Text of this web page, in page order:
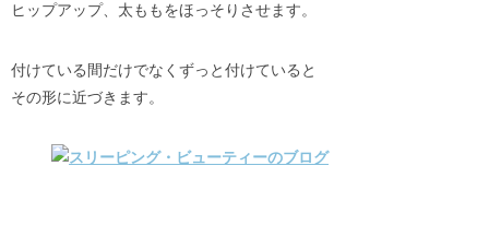
ヒップアップ、太ももをほっそりさせます。
付けている間だけでなくずっと付けていると
その形に近づきます。